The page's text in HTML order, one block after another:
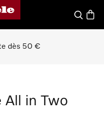
de Miele
Panier
dès 50 €
All in Two